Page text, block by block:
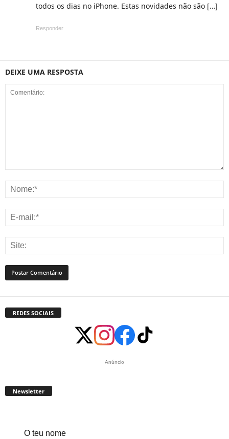
todos os dias no iPhone. Estas novidades não são […]
Responder
DEIXE UMA RESPOSTA
REDES SOCIAIS
Anúncio
Newsletter